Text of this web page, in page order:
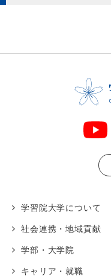
学習院大学について
社会連携・地域貢献
学部・大学院
キャリア・就職